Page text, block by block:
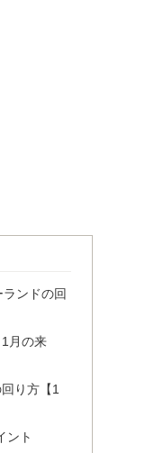
ンドの回
月の来
り方【1
ント